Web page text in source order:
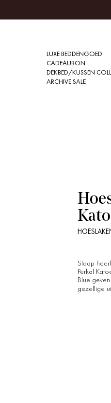
LUXE BEDDENGOED
CADEAUBON
DEKBED/KUSSEN
ARCHIVE SALE
Slaap
Perkal
Blue
gezellige